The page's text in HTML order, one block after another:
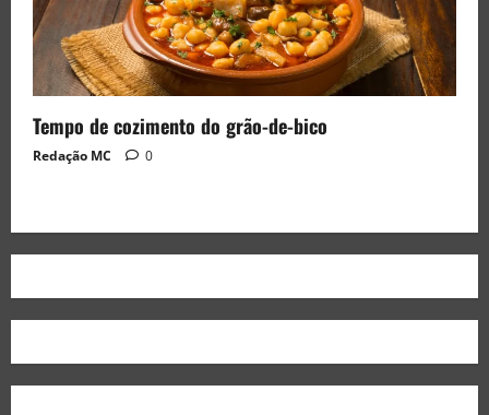
Tempo de cozimento do grão-de-bico
Redação MC 0